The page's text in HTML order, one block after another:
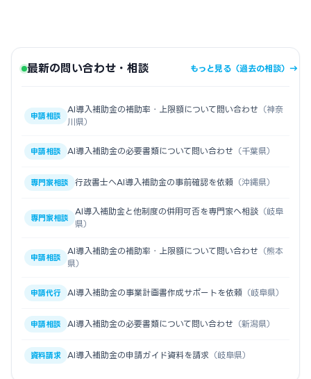
最新の問い合わせ・相談 もっと見る（過去の相談）→
申請相談
AI導入補助金の補助率・上限額について問い合わせ （神奈
川県）
申請相談 AI導入補助金の必要書類について問い合わせ （千葉県）
専門家相談 行政書士へAI導入補助金の事前確認を依頼 （沖縄県）
専門家相談
AI導入補助金と他制度の併用可否を専門家へ相談 （岐阜
県）
申請相談
AI導入補助金の補助率・上限額について問い合わせ （熊本
県）
申請代行 AI導入補助金の事業計画書作成サポートを依頼 （岐阜県）
申請相談 AI導入補助金の必要書類について問い合わせ （新潟県）
資料請求 AI導入補助金の申請ガイド資料を請求 （岐阜県）